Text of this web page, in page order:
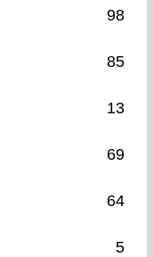
98
85
13
69
64
5